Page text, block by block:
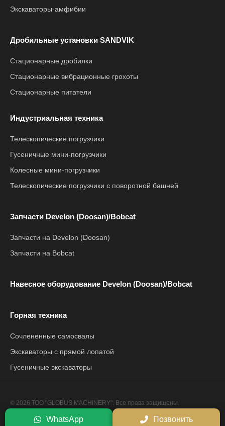
WhatsApp Позвонить
Экскаваторы-амфибии
Дробильные установки SANDVIK
Стационарные дробилки
Стационарные вибрационные грохоты
Стационарные питатели
Индустриальная техника
Телескопические погрузчики
Гусеничные мини-погрузчики
Колесные мини-погрузчики
Телескопические погрузчики с поворотной башней
Запчасти Develon (Doosan)/Bobcat
Запчасти на Develon (Doosan)
Запчасти на Bobcat
Навесное оборудование Develon (Doosan)/Bobcat
Горная техника
Сочлененные самосвалы
Экскаваторы с прямой лопатой
Гусеничные экскаваторы
© 2026 ТОО "GLOBUS MACHINERY". Все права защищены.
Сайт разработан компанией